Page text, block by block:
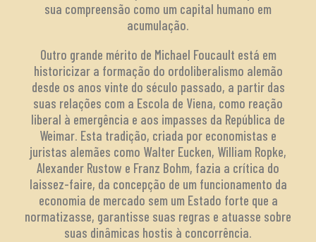
sua compreensão como um capital humano em
acumulação.
Outro grande mérito de Michael Foucault está em
historicizar a formação do ordoliberalismo alemão
desde os anos vinte do século passado, a partir das
suas relações com a Escola de Viena, como reação
liberal à emergência e aos impasses da República de
Weimar. Esta tradição, criada por economistas e
juristas alemães como Walter Eucken, William Ropke,
Alexander Rustow e Franz Bohm, fazia a crítica do
laissez-faire, da concepção de um funcionamento da
economia de mercado sem um Estado forte que a
normatizasse, garantisse suas regras e atuasse sobre
suas dinâmicas hostis à concorrência.